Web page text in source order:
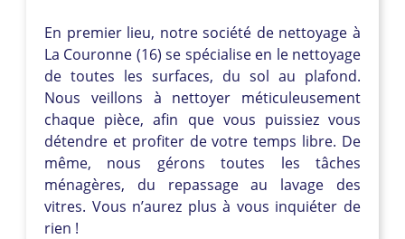
En premier lieu, notre société de nettoyage à
La Couronne (16) se spécialise en le nettoyage
de toutes les surfaces, du sol au plafond.
Nous veillons à nettoyer méticuleusement
chaque pièce, afin que vous puissiez vous
détendre et profiter de votre temps libre. De
même, nous gérons toutes les tâches
ménagères, du repassage au lavage des
vitres. Vous n’aurez plus à vous inquiéter de
rien !